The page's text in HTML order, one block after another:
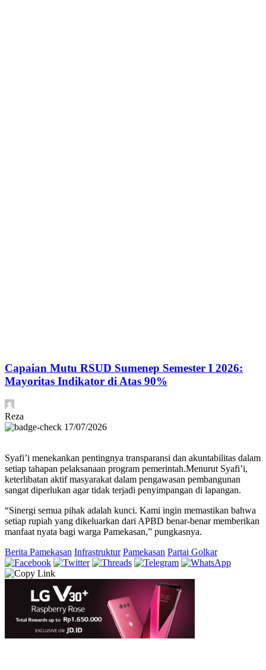
Capaian Mutu RSUD Sumenep Semester I 2026:
Mayoritas Indikator di Atas 90%
Reza
17/07/2026
Syafi’i menekankan pentingnya transparansi dan akuntabilitas dalam
setiap tahapan pelaksanaan program pemerintah.Menurut Syafi’i,
keterlibatan aktif masyarakat dalam pengawasan pembangunan
sangat diperlukan agar tidak terjadi penyimpangan di lapangan.
“Sinergi semua pihak adalah kunci. Kami ingin memastikan bahwa
setiap rupiah yang dikeluarkan dari APBD benar-benar memberikan
manfaat nyata bagi warga Pamekasan,” pungkasnya.
Berita Pamekasan Infrastruktur Pamekasan Partai Golkar